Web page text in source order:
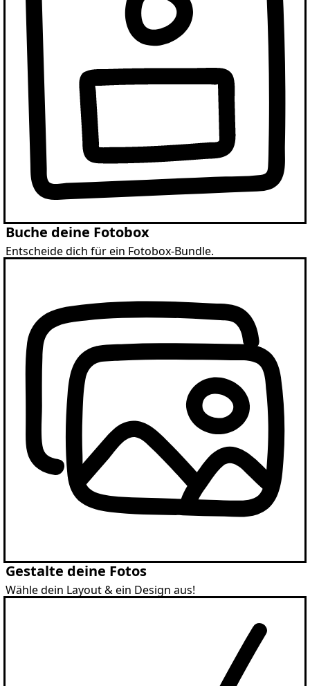
Buche deine Fotobox
Entscheide dich für ein Fotobox-Bundle.
Gestalte deine Fotos
Wähle dein Layout & ein Design aus!